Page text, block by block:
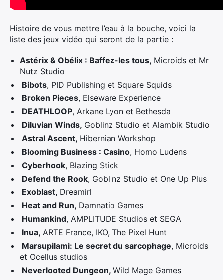
Histoire de vous mettre l’eau à la bouche, voici la
liste des jeux vidéo qui seront de la partie :
Astérix & Obélix : Baffez-les tous, Microids et Mr
Nutz Studio
Bibots, PID Publishing et Square Squids
Broken Pieces, Elseware Experience
DEATHLOOP, Arkane Lyon et Bethesda
Diluvian Winds, Goblinz Studio et Alambik Studio
Astral Ascent, Hibernian Workshop
Blooming Business : Casino, Homo Ludens
Cyberhook, Blazing Stick
Defend the Rook, Goblinz Studio et One Up Plus
Exoblast, Dreamirl
Heat and Run, Damnatio Games
Humankind, AMPLITUDE Studios et SEGA
Inua, ARTE France, IKO, The Pixel Hunt
Marsupilami: Le secret du sarcophage, Microids
et Ocellus studios
Neverlooted Dungeon, Wild Mage Games